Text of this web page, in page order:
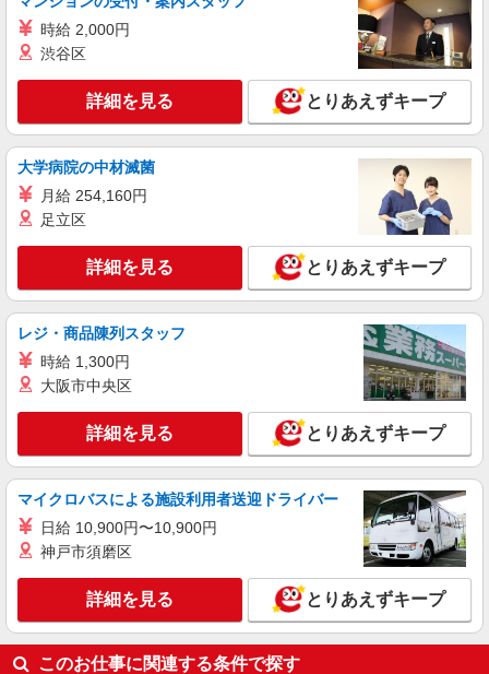
時給 2,000円
渋谷区
詳細を見る とりあえずキープ
大学病院の中材滅菌
月給 254,160円
足立区
詳細を見る とりあえずキープ
レジ・商品陳列スタッフ
時給 1,300円
大阪市中央区
詳細を見る とりあえずキープ
マイクロバスによる施設利用者送迎ドライバー
日給 10,900円〜10,900円
神戸市須磨区
詳細を見る とりあえずキープ
このお仕事に関連する条件で探す